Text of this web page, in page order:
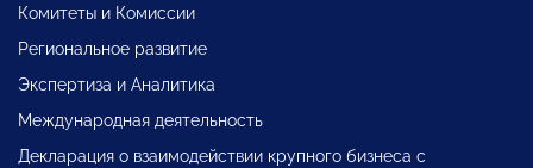
Комитеты и Комиссии
Региональное развитие
Экспертиза и Аналитика
Международная деятельность
Декларация о взаимодействии крупного бизнеса с